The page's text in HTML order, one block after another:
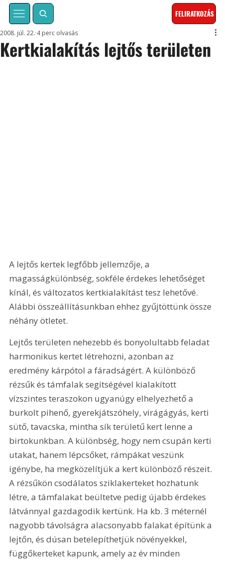
FELIRATKOZÁS
Kertkialakítás lejtős területen
2008. júl. 22. 4 perc olvasás
A lejtős kertek legfőbb jellemzője, a
magasságkülönbség, sokféle érdekes lehetőséget
kínál, és változatos kertkialakítást tesz lehetővé.
Alábbi összeállításunkban ehhez gyűjtöttünk össze
néhány ötletet.
Lejtős területen nehezebb és bonyolultabb feladat
harmonikus kertet létrehozni, azonban az
eredmény kárpótol a fáradságért. A különböző
rézsűk és támfalak segítségével kialakított
vízszintes teraszokon ugyanúgy elhelyezhető a
burkolt pihenő, gyerekjátszóhely, virágágyás, kerti
sütő, tavacska, mintha sík területű kert lenne a
birtokunkban. A különbség, hogy nem csupán kerti
utakat, hanem lépcsőket, rámpákat veszünk
igénybe, ha megközelítjük a kert különböző részeit.
A rézsűkön csodálatos sziklakerteket hozhatunk
létre, a támfalakat beültetve pedig újabb érdekes
látvánnyal gazdagodik kertünk. Ha kb. 3 méternél
nagyobb távolságra alacsonyabb falakat építünk a
lejtőn, és dúsan betelepíthetjük növényekkel,
függőkerteket kapunk, amely az év minden